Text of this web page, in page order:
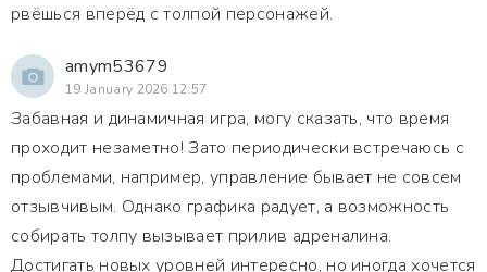
рвёшься вперёд с толпой персонажей.
amym53679
19 January 2026 12:57
Забавная и динамичная игра, могу сказать, что время
проходит незаметно! Зато периодически встречаюсь с
проблемами, например, управление бывает не совсем
отзывчивым. Однако графика радует, а возможность
собирать толпу вызывает прилив адреналина.
Достигать новых уровней интересно, но иногда хочется